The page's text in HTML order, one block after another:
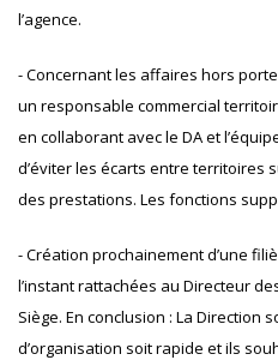
l’agence.
- Concernant les affaires hors
un responsable commercial
en collaborant avec le DA et
d’éviter les écarts entre territoires
des prestations. Les fonctions
- Création prochainement d’une
l’instant rattachées au Directeur
Siège. En conclusion : La Direction
d’organisation soit rapide et ils